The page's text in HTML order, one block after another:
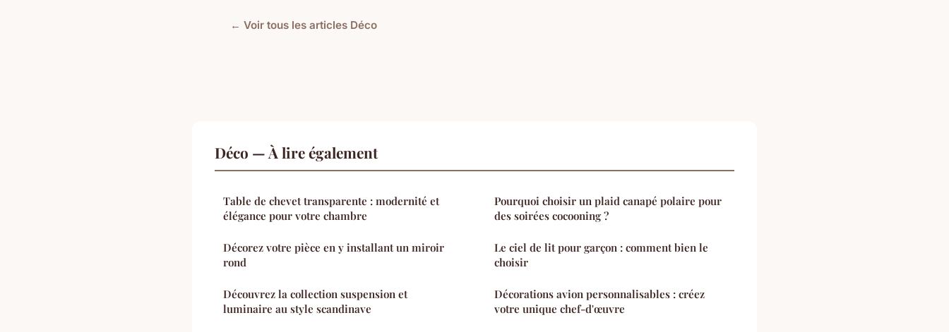
← Voir tous les articles Déco
Déco — À lire également
Table de chevet transparente : modernité et
élégance pour votre chambre
Décorez votre pièce en y installant un miroir
rond
Découvrez la collection suspension et
luminaire au style scandinave
Pourquoi choisir un plaid canapé polaire pour
des soirées cocooning ?
Le ciel de lit pour garçon : comment bien le
choisir
Décorations avion personnalisables : créez
votre unique chef-d'œuvre